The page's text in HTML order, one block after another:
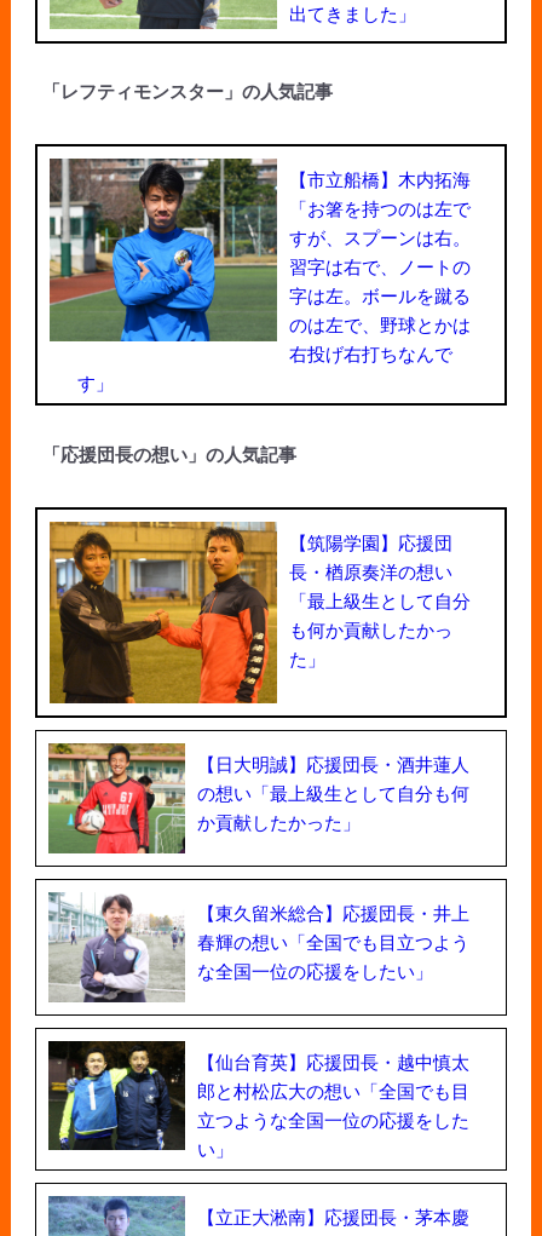
出てきました」
「レフティモンスター」の人気記事
【市立船橋】木内拓海
「お箸を持つのは左で
すが、スプーンは右。
習字は右で、ノートの
字は左。ボールを蹴る
のは左で、野球とかは
右投げ右打ちなんで
す」
「応援団長の想い」の人気記事
【筑陽学園】応援団
長・楢原奏洋の想い
「最上級生として自分
も何か貢献したかっ
た」
【日大明誠】応援団長・酒井蓮人
の想い「最上級生として自分も何
か貢献したかった」
【東久留米総合】応援団長・井上
春輝の想い「全国でも目立つよう
な全国一位の応援をしたい」
【仙台育英】応援団長・越中慎太
郎と村松広大の想い「全国でも目
立つような全国一位の応援をした
い」
【立正大淞南】応援団長・茅本慶